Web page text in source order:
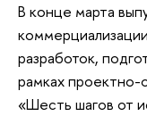
В конце марта
разработок,
рамках проектно-
«Шесть шагов от